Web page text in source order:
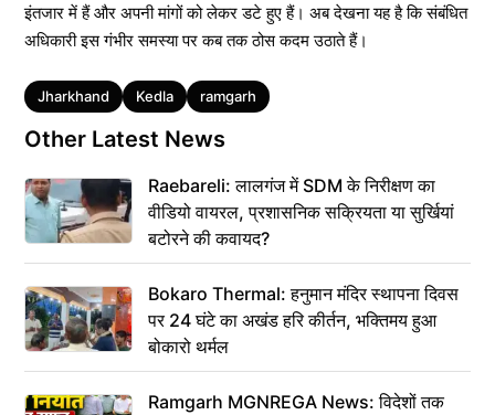
इंतजार में हैं और अपनी मांगों को लेकर डटे हुए हैं। अब देखना यह है कि संबंधित
अधिकारी इस गंभीर समस्या पर कब तक ठोस कदम उठाते हैं।
Tags
Jharkhand Kedla ramgarh
Other Latest News
Raebareli: लालगंज में SDM के निरीक्षण का
वीडियो वायरल, प्रशासनिक सक्रियता या सुर्खियां
बटोरने की कवायद?
Bokaro Thermal: हनुमान मंदिर स्थापना दिवस
पर 24 घंटे का अखंड हरि कीर्तन, भक्तिमय हुआ
बोकारो थर्मल
Ramgarh MGNREGA News: विदेशों तक